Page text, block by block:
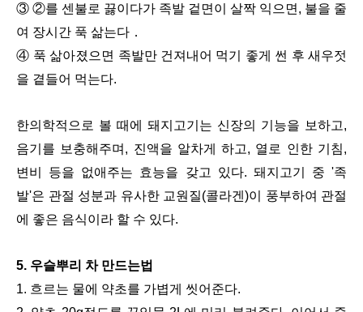
③ ②를 센불로 끓이다가 족발 겉면이 살짝 익으면, 불을 줄
여 장시간 푹 삶는다．
④ 푹 삶아졌으면 족발만 건져내어 먹기 좋게 썬 후 새우젓
을 곁들어 먹는다.
한의학적으로 볼 때에 돼지고기는 신장의 기능을 보하고,
음기를 보충해주며, 진액을 알차게 하고, 열로 인한 기침,
변비 등을 없애주는 효능을 갖고 있다. 돼지고기 중 '족
발'은 관절 성분과 유사한 교원질(콜라겐)이 풍부하여 관절
에 좋은 음식이라 할 수 있다.
5. 우슬뿌리 차 만드는법
1. 흐르는 물에 약초를 가볍게 씻어준다.